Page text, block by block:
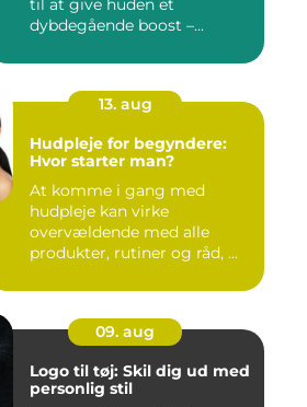
til at give huden et
dybdegående boost –...
13. aug
Hudpleje for begyndere:
Hvor starter man?
At komme i gang med
hudpleje kan virke
overvældende med alle
produkter, rutiner og råd, ...
09. aug
Logo til tøj: Skil dig ud med
personlig stil